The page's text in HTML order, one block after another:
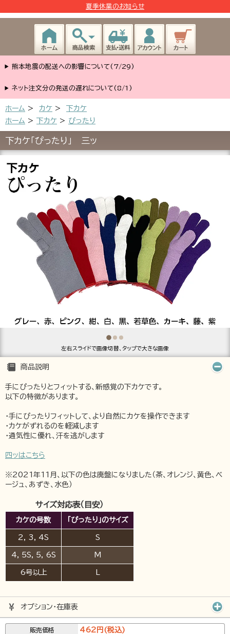
夏季休業のお知らせ
熊本地震の配送への影響について(7/29)
ネット注文分の発送の遅れについて(8/1)
ホーム > カケ >
下カケ
ホーム > 下カケ > ぴったり
下カケ「ぴったり」 三ッ
左右スライドで画像切替、タップで大きな画像
商品説明
手にぴったりとフィットする、新感覚の下カケです。
以下の特徴があります。
・手にぴったりフィットして、より自然にカケを操作できます
・カケがずれるのを軽減します
・通気性に優れ、汗を逃がします
四ッはこちら
※2021年11月、以下の色は廃盤になりました（茶、オレンジ、黄色、ベ
ージュ、あずき、水色）
サイズ対応表（目安）
カケの号数 「ぴったり」のサイズ
2, 3, 4S S
4, 5S, 5, 6S M
6号以上
オプション･在庫表
販売価格 462円(税込)